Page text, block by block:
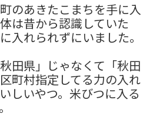
のあきたこまちを手に入
は昔から認識していた
入れられずにいました。
田県」じゃなくて「秋田
町村指定してる力の入れ
しいやつ。米びつに入る